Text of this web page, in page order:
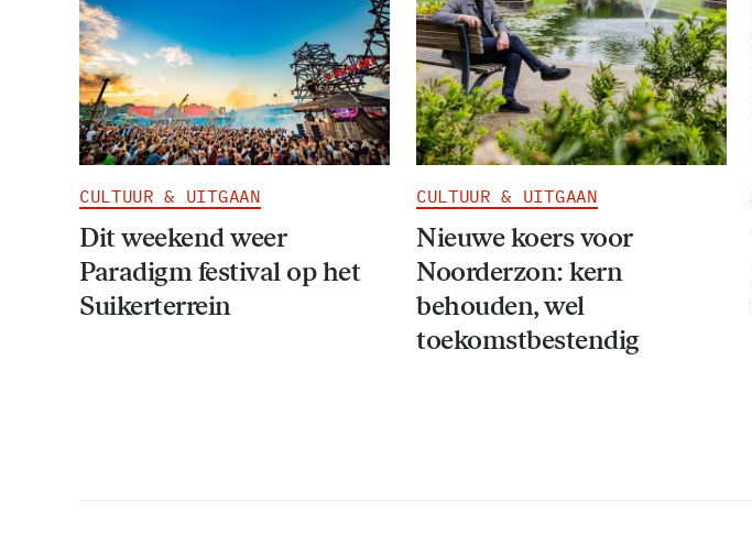
CULTUUR & UITGAAN
Dit weekend weer
Paradigm festival op het
Suikerterrein
CULTUUR & UITGAAN
Nieuwe koers voor
Noorderzon: kern
behouden, wel
toekomstbestendig